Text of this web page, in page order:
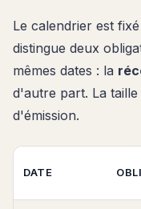
Le calendrier est
distingue deux
mêmes dates : la
d'autre part. La
d'émission.
DATE